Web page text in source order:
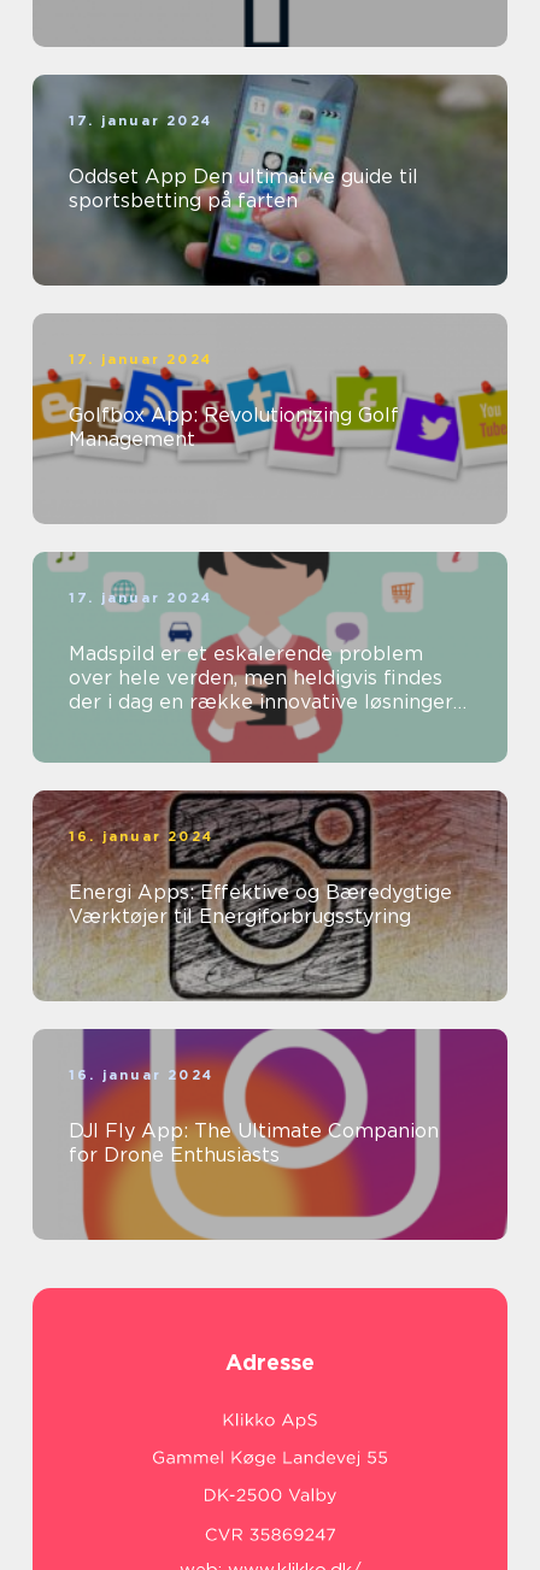
17. januar 2024
Oddset App Den ultimative guide til
sportsbetting på farten
17. januar 2024
Golfbox App: Revolutionizing Golf
Management
17. januar 2024
Madspild er et eskalerende problem
over hele verden, men heldigvis findes
der i dag en række innovative løsninger
til at bekæmpe dette problem
16. januar 2024
Energi Apps: Effektive og Bæredygtige
Værktøjer til Energiforbrugsstyring
16. januar 2024
DJI Fly App: The Ultimate Companion
for Drone Enthusiasts
Adresse